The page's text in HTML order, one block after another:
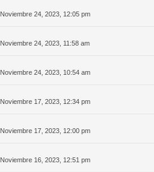
Noviembre 24, 2023, 12:05 pm
Noviembre 24, 2023, 11:58 am
Noviembre 24, 2023, 10:54 am
Noviembre 17, 2023, 12:34 pm
Noviembre 17, 2023, 12:00 pm
Noviembre 16, 2023, 12:51 pm